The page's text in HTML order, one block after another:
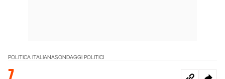
POLITICA ITALIANASONDAGGI POLITICI
7